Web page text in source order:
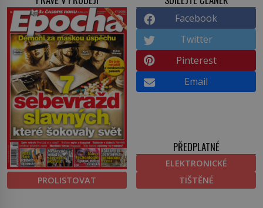
PROLISTOVAT
Facebook
Twitter
Pinterest
Email
PŘEDPLATNÉ
ELEKTRONICKÉ
TIŠTĚNÉ